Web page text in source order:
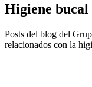
Higiene bucal
Posts del blog del
relacionados con la